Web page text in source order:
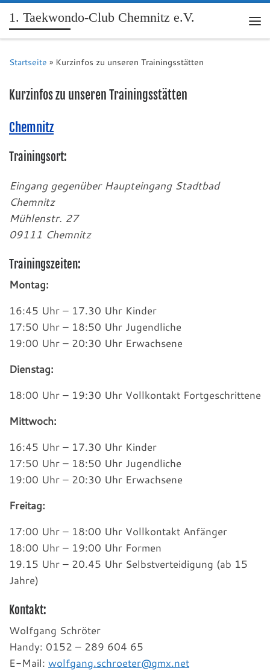
1. Taekwondo-Club Chemnitz e.V.
Startseite » Kurzinfos zu unseren Trainingsstätten
Kurzinfos zu unseren Trainingsstätten
Chemnitz
Trainingsort:
Eingang gegenüber Haupteingang Stadtbad
Chemnitz
Mühlenstr. 27
09111 Chemnitz
Trainingszeiten:
Montag:
16:45 Uhr – 17.30 Uhr Kinder
17:50 Uhr – 18:50 Uhr Jugendliche
19:00 Uhr – 20:30 Uhr Erwachsene
Dienstag:
18:00 Uhr – 19:30 Uhr Vollkontakt Fortgeschrittene
Mittwoch:
16:45 Uhr – 17.30 Uhr Kinder
17:50 Uhr – 18:50 Uhr Jugendliche
19:00 Uhr – 20:30 Uhr Erwachsene
Freitag:
17:00 Uhr – 18:00 Uhr Vollkontakt Anfänger
18:00 Uhr – 19:00 Uhr Formen
19.15 Uhr – 20.45 Uhr Selbstverteidigung (ab 15
Jahre)
Kontakt:
Wolfgang Schröter
Handy: 0152 – 289 604 65
E-Mail: wolfgang.schroeter@gmx.net